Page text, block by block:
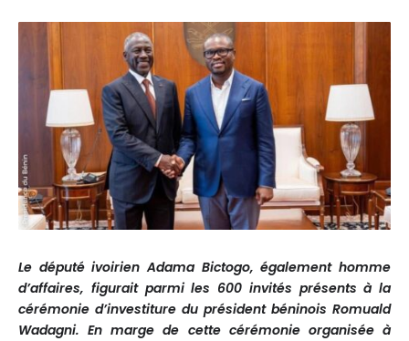
Le député ivoirien Adama Bictogo, également homme
d’affaires, figurait parmi les 600 invités présents à la
cérémonie d’investiture du président béninois Romuald
Wadagni. En marge de cette cérémonie organisée à